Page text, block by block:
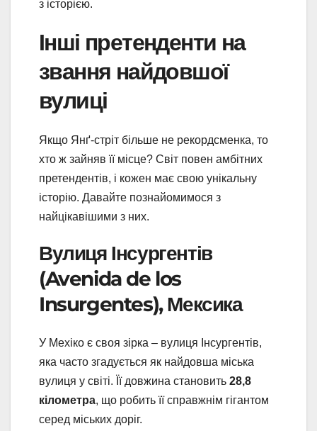
з історією.
Інші претенденти на
звання найдовшої
вулиці
Якщо Янґ-стріт більше не рекордсменка, то
хто ж зайняв її місце? Світ повен амбітних
претендентів, і кожен має свою унікальну
історію. Давайте познайомимося з
найцікавішими з них.
Вулиця Інсургентів
(Avenida de los
Insurgentes), Мексика
У Мехіко є своя зірка – вулиця Інсургентів,
яка часто згадується як найдовша міська
вулиця у світі. Її довжина становить 28,8
кілометра, що робить її справжнім гігантом
серед міських доріг.